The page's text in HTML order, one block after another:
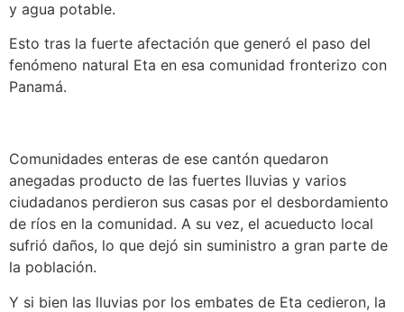
y agua potable.
Esto tras la fuerte afectación que generó el paso del
fenómeno natural Eta en esa comunidad fronterizo con
Panamá.
Comunidades enteras de ese cantón quedaron
anegadas producto de las fuertes lluvias y varios
ciudadanos perdieron sus casas por el desbordamiento
de ríos en la comunidad. A su vez, el acueducto local
sufrió daños, lo que dejó sin suministro a gran parte de
la población.
Y si bien las lluvias por los embates de Eta cedieron, la